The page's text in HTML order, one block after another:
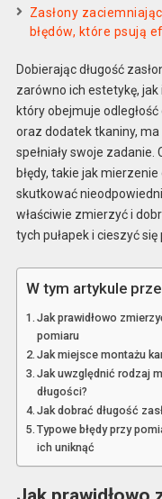
Zasłony
błędów, które psują
Dobierając długość
zarówno ich estetykę, jak
który obejmuje
oraz dodatek tkaniny,
spełniały swoje
błędy, takie jak
skutkować
właściwie zmierzyć i
tych pułapek i cieszyć
W tym artykule
Jak prawidłowo
pomiaru
Jak miejsce montażu
Jak uwzględnić rodzaj
długości?
Jak dobrać długość
Typowe błędy przy
ich uniknąć